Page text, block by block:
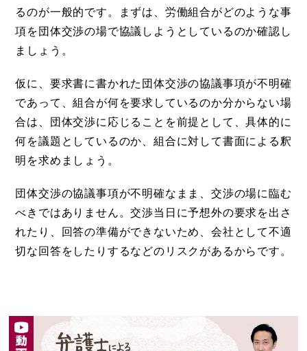
るのが一般的です。まずは、労働組合がどのような事
項を団体交渉の場で協議しようとしているのか確認し
ましょう。
仮に、要求書に書かれた団体交渉の協議事項が不明確
であって、組合が何を要求しているのか分からない場
合は、団体交渉に応じることを前提として、具体的に
何を議題としているのか、組合に対して書面による釈
明を求めましょう。
団体交渉の協議事項が不明確なまま、交渉の場に臨む
べきではありません。交渉当日に予想外の要求を出さ
れたり、回答の準備ができないため、会社として不適
切な回答をしたりするなどのリスクがあるからです。